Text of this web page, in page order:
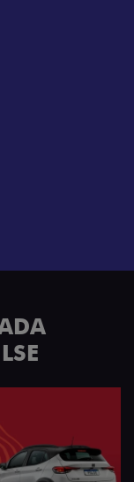
LollaBR e a
bicolor e as